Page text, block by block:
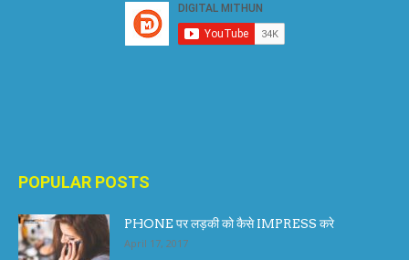
POPULAR POSTS
PHONE पर लड़की को कैसे IMPRESS करे
April 17, 2017